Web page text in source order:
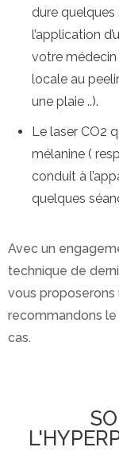
dure quelques
l’application
votre médecin
locale au
une plaie ..).
Le laser CO2
mélanine (
conduit à
quelques
Avec un
technique de
vous proposerons
recommandons
cas.